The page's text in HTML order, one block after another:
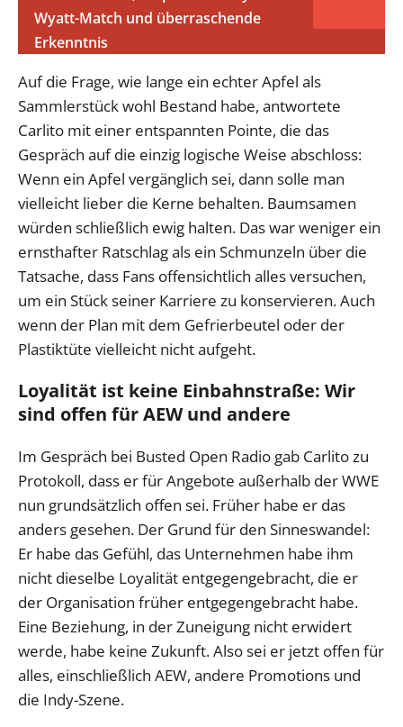
Wyatt-Match und überraschende
Erkenntnis
Auf die Frage, wie lange ein echter Apfel als
Sammlerstück wohl Bestand habe, antwortete
Carlito mit einer entspannten Pointe, die das
Gespräch auf die einzig logische Weise abschloss:
Wenn ein Apfel vergänglich sei, dann solle man
vielleicht lieber die Kerne behalten. Baumsamen
würden schließlich ewig halten. Das war weniger ein
ernsthafter Ratschlag als ein Schmunzeln über die
Tatsache, dass Fans offensichtlich alles versuchen,
um ein Stück seiner Karriere zu konservieren. Auch
wenn der Plan mit dem Gefrierbeutel oder der
Plastiktüte vielleicht nicht aufgeht.
Loyalität ist keine Einbahnstraße: Wir
sind offen für AEW und andere
Im Gespräch bei Busted Open Radio gab Carlito zu
Protokoll, dass er für Angebote außerhalb der WWE
nun grundsätzlich offen sei. Früher habe er das
anders gesehen. Der Grund für den Sinneswandel:
Er habe das Gefühl, das Unternehmen habe ihm
nicht dieselbe Loyalität entgegengebracht, die er
der Organisation früher entgegengebracht habe.
Eine Beziehung, in der Zuneigung nicht erwidert
werde, habe keine Zukunft. Also sei er jetzt offen für
alles, einschließlich AEW, andere Promotions und
die Indy-Szene.